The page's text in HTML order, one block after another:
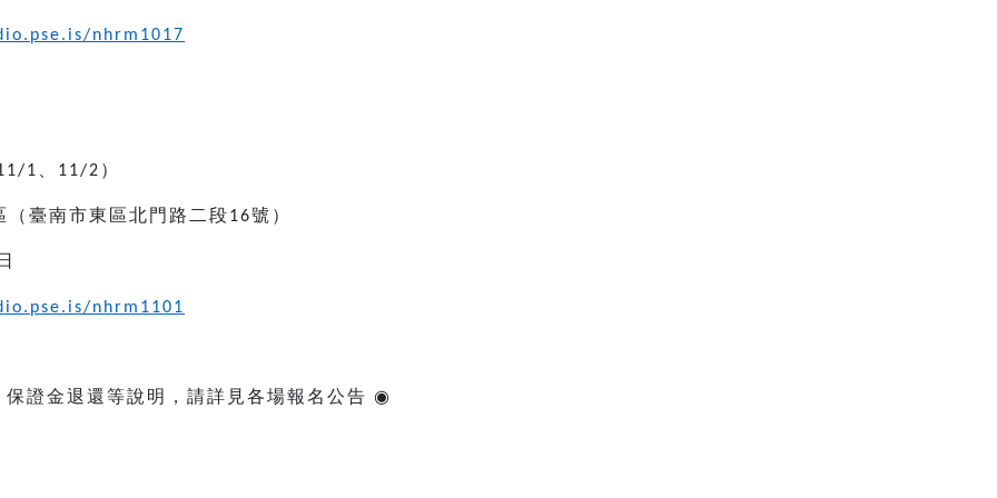
nhrm1017
1 11/2 ）
臺南市東區北門路二段16號）
nhrm1101
證金退還等說明，請詳見各場報名公告 ◉